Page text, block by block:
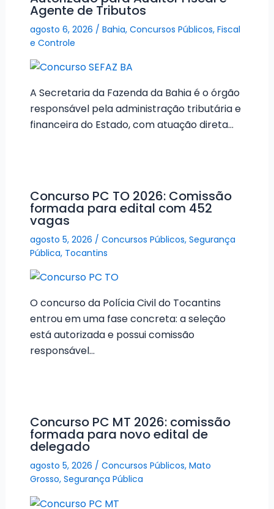
Agente de Tributos
agosto 6, 2026 / Bahia, Concursos Públicos, Fiscal
e Controle
A Secretaria da Fazenda da Bahia é o órgão
responsável pela administração tributária e
financeira do Estado, com atuação direta…
Concurso PC TO 2026: Comissão
formada para edital com 452
vagas
agosto 5, 2026 / Concursos Públicos, Segurança
Pública, Tocantins
O concurso da Polícia Civil do Tocantins
entrou em uma fase concreta: a seleção
está autorizada e possui comissão
responsável…
Concurso PC MT 2026: comissão
formada para novo edital de
delegado
agosto 5, 2026 / Concursos Públicos, Mato
Grosso, Segurança Pública